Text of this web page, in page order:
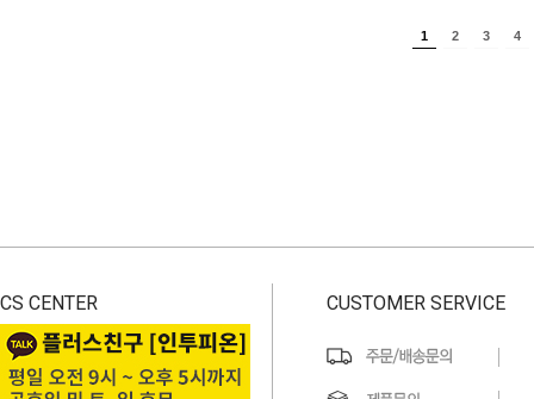
1 2 3 4
CS CENTER CUSTOMER SERVICE